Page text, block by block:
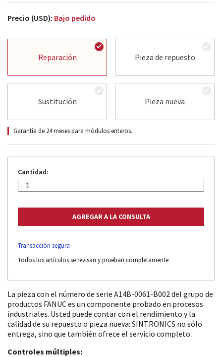
Precio (USD): Bajo pedido
Reparación Pieza de repuesto
Sustitución Pieza nueva
Garantía de 24 meses para módulos enteros.
Cantidad:
Transacción segura
Todos los artículos se revisan y prueban completamente
La pieza con el número de serie A14B-0061-B002 del grupo de
productos FANUC es un componente probado en procesos
industriales. Usted puede contar con el rendimiento y la
calidad de su repuesto o pieza nueva: SINTRONICS no sólo
entrega, sino que también ofrece el servicio completo.
Controles múltiples: